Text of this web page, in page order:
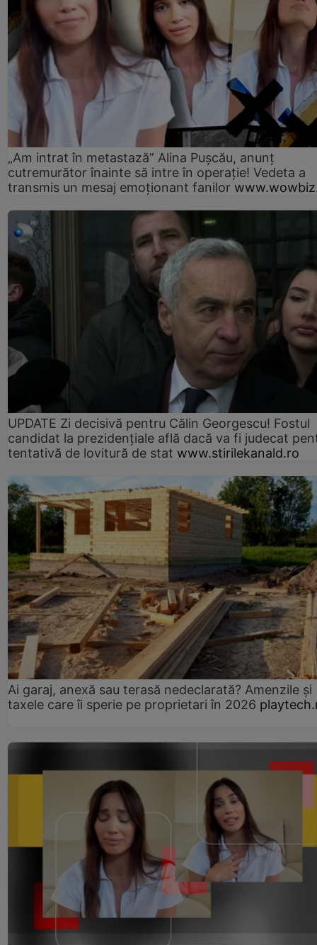
„Am intrat în metastază” Alina Pușcău, anunț
cutremurător înainte să intre în operație! Vedeta a
transmis un mesaj emoționant fanilor
UPDATE Zi decisivă pentru Călin Georgescu! Fostul
candidat la prezidențiale află dacă va fi judecat
tentativă de lovitură de stat www.stirilekanald.ro
Ai garaj, anexă sau terasă nedeclarată? Amenzile și
taxele care îi sperie pe proprietari în 2026